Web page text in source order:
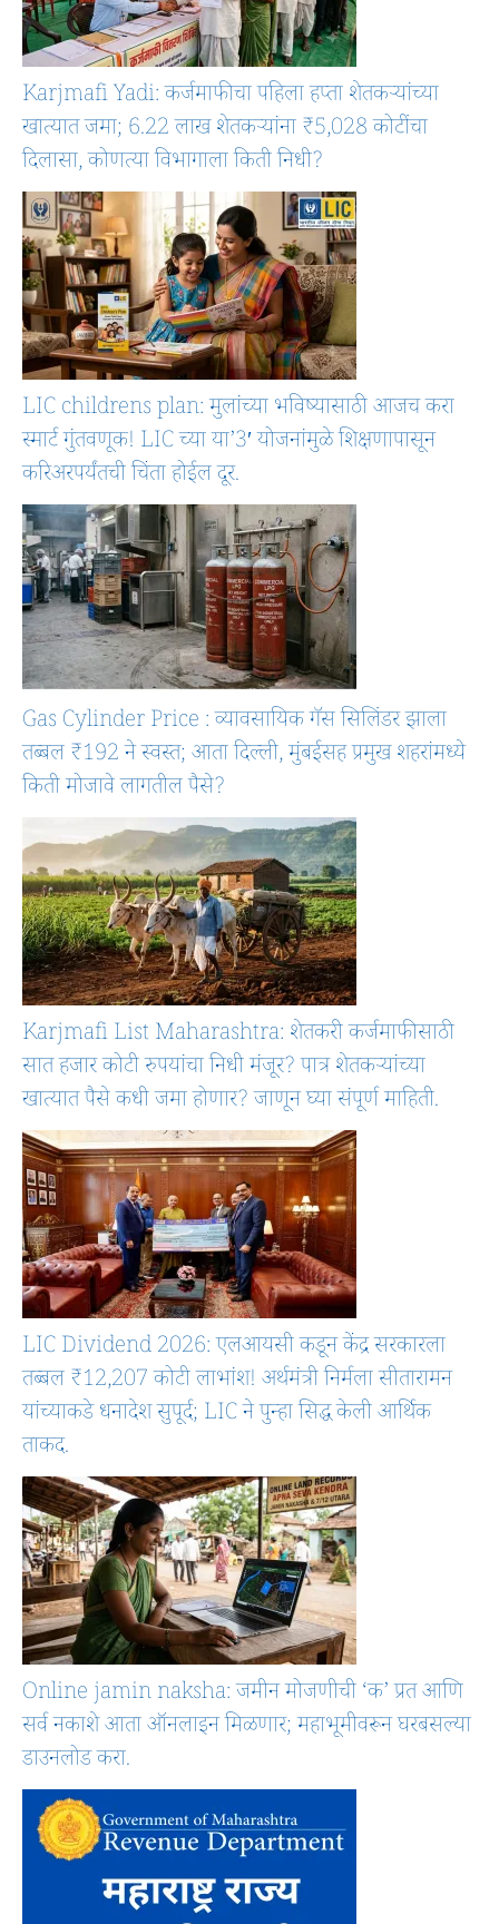
Karjmafi Yadi: कर्जमाफीचा पहिला हप्ता शेतकऱ्यांच्या
खात्यात जमा; 6.22 लाख शेतकऱ्यांना ₹5,028 कोटींचा
दिलासा, कोणत्या विभागाला किती निधी?
LIC childrens plan: मुलांच्या भविष्यासाठी आजच करा
स्मार्ट गुंतवणूक! LIC च्या या’3′ योजनांमुळे शिक्षणापासून
करिअरपर्यंतची चिंता होईल दूर.
Gas Cylinder Price : व्यावसायिक गॅस सिलिंडर झाला
तब्बल ₹192 ने स्वस्त; आता दिल्ली, मुंबईसह प्रमुख शहरांमध्ये
किती मोजावे लागतील पैसे?
Karjmafi List Maharashtra: शेतकरी कर्जमाफीसाठी
सात हजार कोटी रुपयांचा निधी मंजूर? पात्र शेतकऱ्यांच्या
खात्यात पैसे कधी जमा होणार? जाणून घ्या संपूर्ण माहिती.
LIC Dividend 2026: एलआयसी कडून केंद्र सरकारला
तब्बल ₹12,207 कोटी लाभांश! अर्थमंत्री निर्मला सीतारामन
यांच्याकडे धनादेश सुपूर्द; LIC ने पुन्हा सिद्ध केली आर्थिक
ताकद.
Online jamin naksha: जमीन मोजणीची ‘क’ प्रत आणि
सर्व नकाशे आता ऑनलाइन मिळणार; महाभूमीवरून घरबसल्या
डाउनलोड करा.